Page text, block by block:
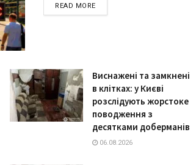
READ MOREDETAILS
Виснажені та замкнені
в клітках: у Києві
розслідують жорстоке
поводження з
десятками доберманів
06.08.2026